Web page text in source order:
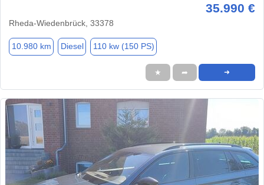
35.990 €
Rheda-Wiedenbrück, 33378
10.980 km Diesel 110 kw (150 PS)
★ ➦ ➜